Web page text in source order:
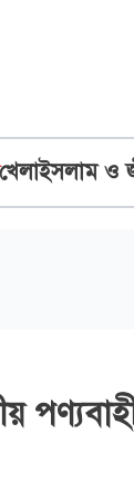
খেলাইসলাম ও